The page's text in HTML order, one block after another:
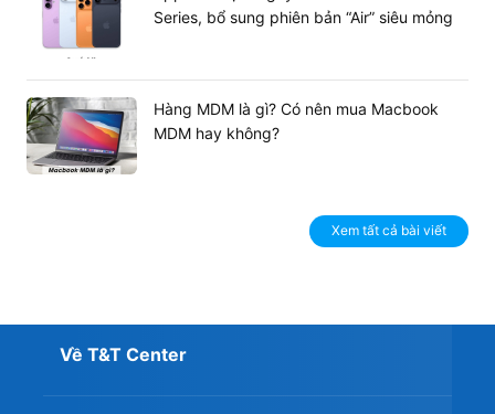
Series, bổ sung phiên bản “Air” siêu mỏng
Hàng MDM là gì? Có nên mua Macbook
MDM hay không?
Xem tất cả bài viết
Về T&T Center